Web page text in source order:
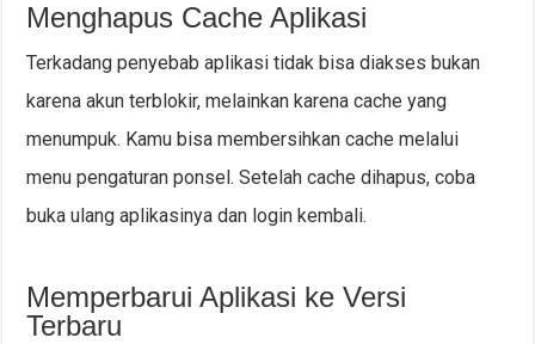
Menghapus Cache Aplikasi
Terkadang penyebab aplikasi tidak bisa diakses bukan
karena akun terblokir, melainkan karena cache yang
menumpuk. Kamu bisa membersihkan cache melalui
menu pengaturan ponsel. Setelah cache dihapus, coba
buka ulang aplikasinya dan login kembali.
Memperbarui Aplikasi ke Versi
Terbaru